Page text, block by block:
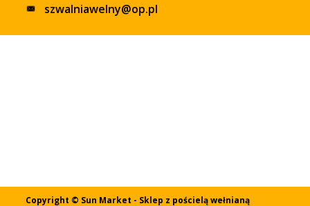
szwalniawelny@op.pl
Copyright © Sun Market - Sklep z pościelą wełnianą